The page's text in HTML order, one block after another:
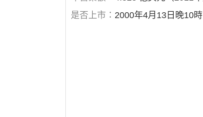
是否上市： 2000年4月13日晚10時